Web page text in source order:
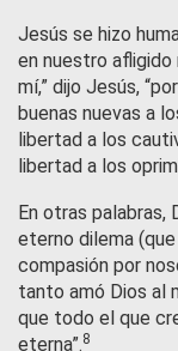
Jesús se hizo
en nuestro afligido
mí,” dijo Jesús,
buenas nuevas a
libertad a los
libertad a los
En otras
eterno dilema
compasión por
tanto amó Dios al
que todo el que
eterna”.8